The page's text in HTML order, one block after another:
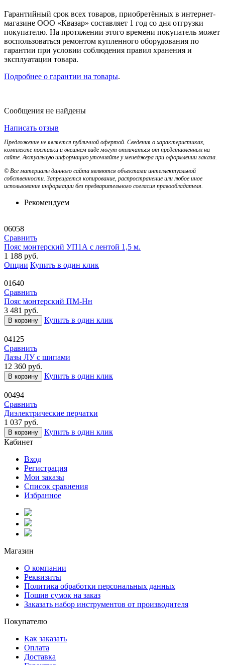
Гарантийный срок всех товаров, приобретённых в интернет-
магазине ООО «Квазар» составляет 1 год со дня отгрузки
покупателю. На протяжении этого времени покупатель может
воспользоваться ремонтом купленного оборудования по
гарантии при условии соблюдения правил хранения и
эксплуатации товара.
Подробнее о гарантии на товары.
Сообщения не найдены
Написать отзыв
Предложение не является публичной офертой. Сведения о характеристиках,
комплекте поставки и внешнем виде могут отличаться от представленных на
сайте. Актуальную информацию уточняйте у менеджера при оформлении заказа.
© Все материалы данного сайта являются объектами интеллектуальной
собственности. Запрещается копирование, распространение или любое иное
использование информации без предварительного согласия правообладателя.
Рекомендуем
06058
Сравнить
Пояс монтерский УП1А с лентой 1,5 м.
1 188 руб.
Опции Купить в один клик
01640
Сравнить
Пояс монтерский ПМ-Нн
3 481 руб.
В корзину Купить в один клик
04125
Сравнить
Лазы ЛУ с шипами
12 360 руб.
В корзину Купить в один клик
00494
Сравнить
Диэлектрические перчатки
1 037 руб.
В корзину
Купить в один клик
Кабинет
Вход
Регистрация
Мои заказы
Список сравнения
Избранное
Магазин
О компании
Реквизиты
Политика обработки персональных данных
Пошив сумок на заказ
Заказать набор инструментов от производителя
Покупателю
Как заказать
Оплата
Доставка